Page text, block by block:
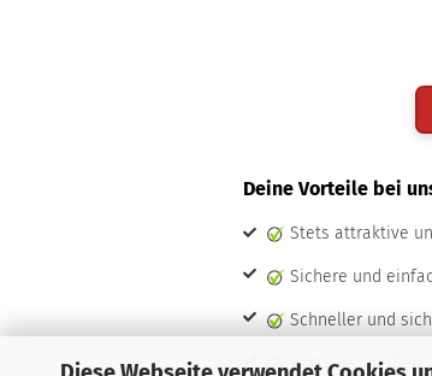
Deine Vorteile bei
Stets attraktive
Sichere und
Schneller und
Echte Handarbeit